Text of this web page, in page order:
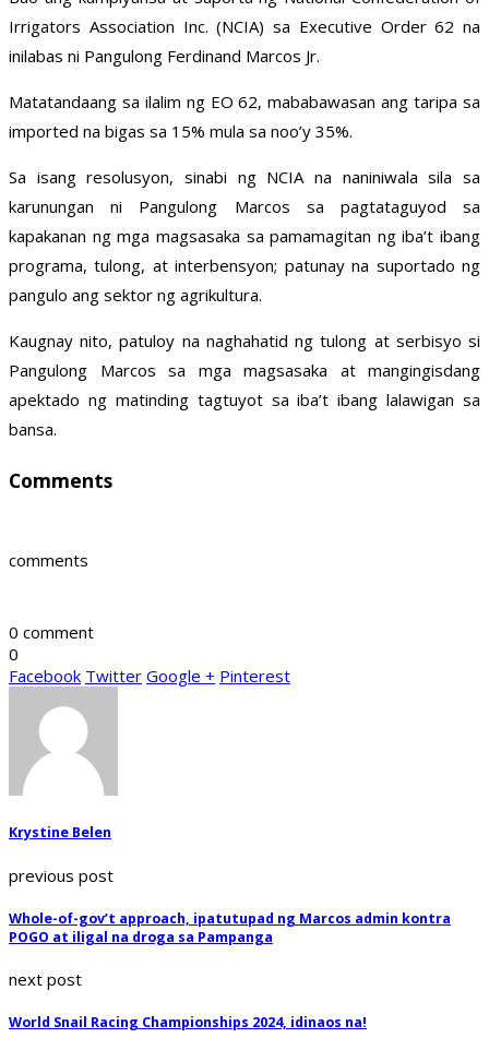
Irrigators Association Inc. (NCIA) sa Executive Order 62 na
inilabas ni Pangulong Ferdinand Marcos Jr.
Matatandaang sa ilalim ng EO 62, mababawasan ang taripa sa
imported na bigas sa 15% mula sa noo’y 35%.
Sa isang resolusyon, sinabi ng NCIA na naniniwala sila sa
karunungan ni Pangulong Marcos sa pagtataguyod sa
kapakanan ng mga magsasaka sa pamamagitan ng iba’t ibang
programa, tulong, at interbensyon; patunay na suportado ng
pangulo ang sektor ng agrikultura.
Kaugnay nito, patuloy na naghahatid ng tulong at serbisyo si
Pangulong Marcos sa mga magsasaka at mangingisdang
apektado ng matinding tagtuyot sa iba’t ibang lalawigan sa
bansa.
Comments
comments
0 comment
0
Facebook Twitter Google + Pinterest
Krystine Belen
previous post
Whole-of-gov’t approach, ipatutupad ng Marcos admin kontra
POGO at iligal na droga sa Pampanga
next post
World Snail Racing Championships 2024, idinaos na!